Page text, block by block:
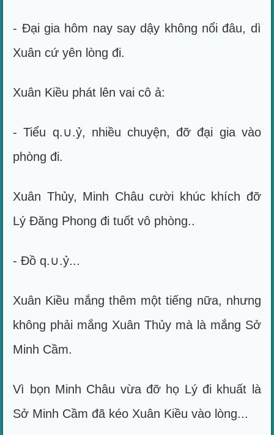
- Đại gia hôm nay say dậy không nổi đâu, dì
Xuân cứ yên lòng đi.
Xuân Kiều phát lên vai cô ả:
- Tiểu q.∪.ỷ, nhiều chuyện, đỡ đại gia vào
phòng đi.
Xuân Thủy, Minh Châu cười khúc khích đỡ
Lý Đăng Phong đi tuốt vô phòng..
- Đồ q.∪.ỷ...
Xuân Kiều mắng thêm một tiếng nữa, nhưng
không phải mắng Xuân Thủy mà là mắng Sở
Minh Cầm.
Vì bọn Minh Châu vừa đỡ họ Lý đi khuất là
Sở Minh Cầm đã kéo Xuân Kiều vào lòng...